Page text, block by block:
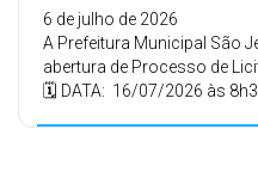
6 de julho de 2026
A Prefeitura Municipal São
abertura de Processo de
🗓️ DATA: 16/07/2026 às